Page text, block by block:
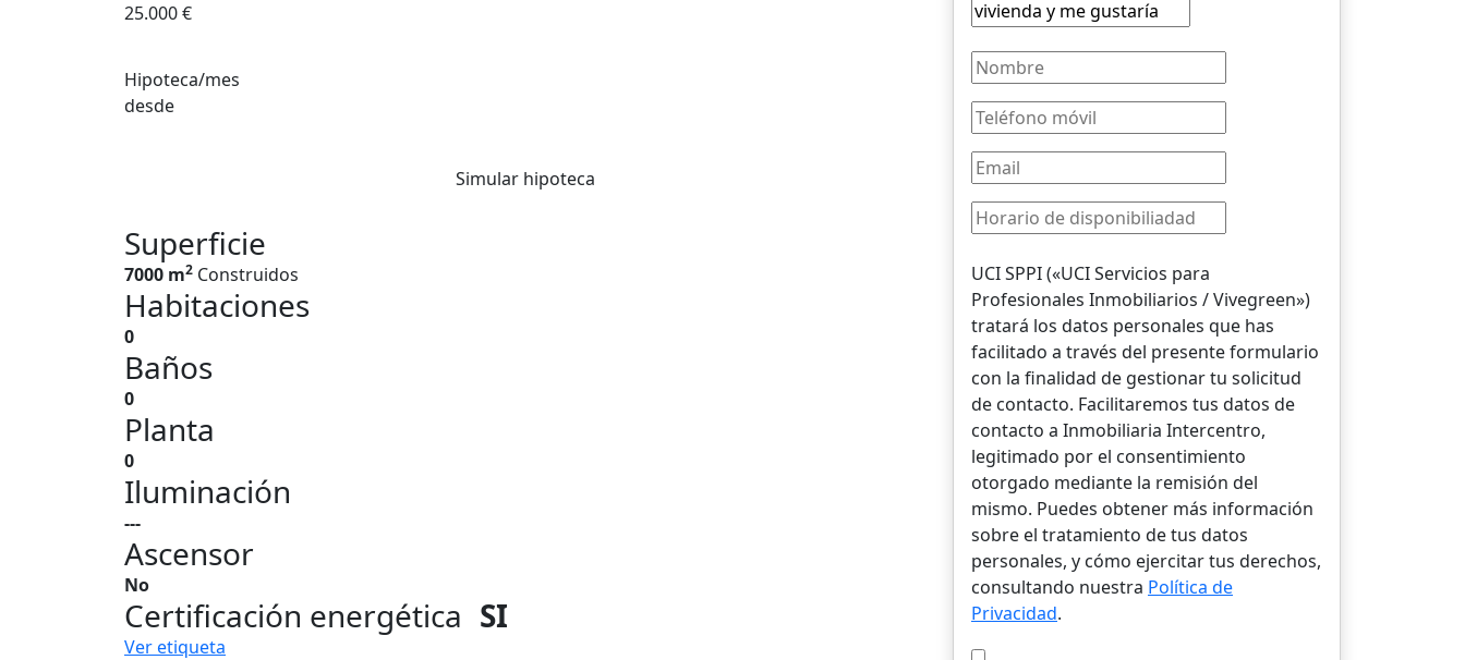
25.000 €
Hipoteca/mes
desde
Simular hipoteca
Superficie
7000 m2 Construidos
Habitaciones
0
Baños
0
Planta
0
Iluminación
---
Ascensor
No
Certificación energética SI
Ver etiqueta
UCI SPPI («UCI Servicios para
Profesionales Inmobiliarios / Vivegreen»)
tratará los datos personales que has
facilitado a través del presente formulario
con la finalidad de gestionar tu solicitud
de contacto. Facilitaremos tus datos de
contacto a Inmobiliaria Intercentro,
legitimado por el consentimiento
otorgado mediante la remisión del
mismo. Puedes obtener más información
sobre el tratamiento de tus datos
personales, y cómo ejercitar tus derechos,
consultando nuestra Política de
Privacidad.